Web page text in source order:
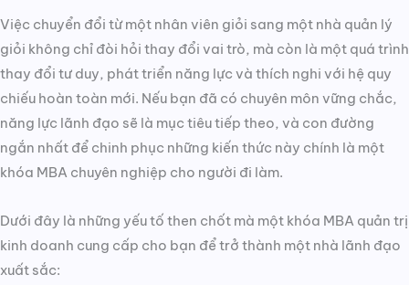
Việc chuyển đổi từ một nhân viên giỏi sang một nhà quản lý
giỏi không chỉ đòi hỏi thay đổi vai trò, mà còn là một quá trình
thay đổi tư duy, phát triển năng lực và thích nghi với hệ quy
chiếu hoàn toàn mới. Nếu bạn đã có chuyên môn vững chắc,
năng lực lãnh đạo sẽ là mục tiêu tiếp theo, và con đường
ngắn nhất để chinh phục những kiến thức này chính là một
khóa MBA chuyên nghiệp cho người đi làm.
Dưới đây là những yếu tố then chốt mà một khóa MBA quản trị
kinh doanh cung cấp cho bạn để trở thành một nhà lãnh đạo
xuất sắc: